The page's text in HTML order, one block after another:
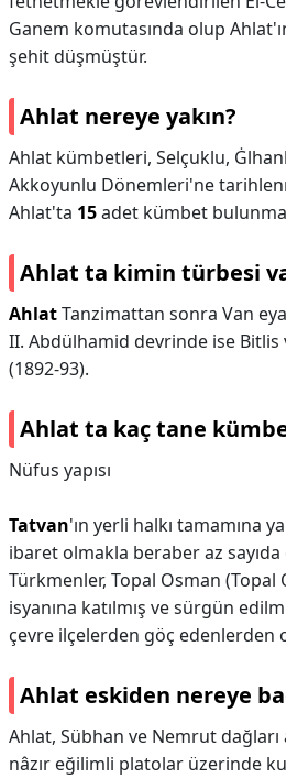
Ganem komutasında olup
şehit düşmüştür.
Ahlat nereye yakın?
Ahlat kümbetleri, Selçuklu,
Akkoyunlu Dönemleri'ne
Ahlat'ta 15adet kümbet
Ahlat ta kimin türbesi
AhlatTanzimattan sonra Van
II. Abdülhamid devrinde ise Bitlis
(1892-93).
Ahlat ta kaç tane
Nüfus yapısı
Tatvan'ın yerli halkı tamamına
ibaret olmakla beraber az
Türkmenler, Topal Osman (Topal
isyanına katılmış ve sürgün
çevre ilçelerden göç edenlerden
Ahlat eskiden nereye
Ahlat, Sübhan ve Nemrut dağları
nâzır eğilimli platolar üzerinde